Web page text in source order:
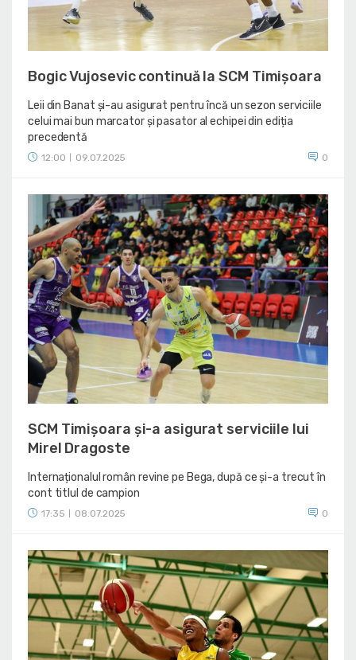
Bogic Vujosevic continuă la SCM Timișoara
Leii din Banat și-au asigurat pentru încă un sezon serviciile
celui mai bun marcator și pasator al echipei din ediția
precedentă
12:00 09.07.2025 0
SCM Timișoara și-a asigurat serviciile lui
Mirel Dragoste
Internaționalul român revine pe Bega, după ce și-a trecut în
cont titlul de campion
17:35 08.07.2025 0